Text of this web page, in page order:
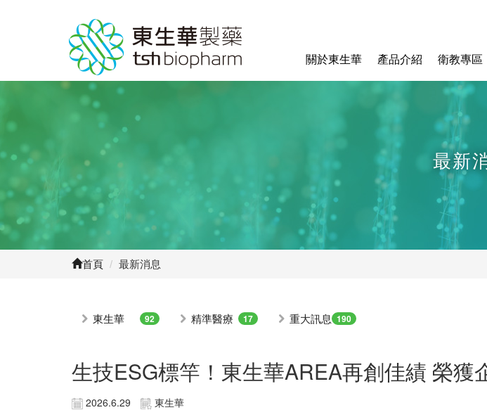
關於東生華 產品介紹 衛教專區
最新
首頁 / 最新消息
東生華 92 精準醫療 17 重大訊息 190
生技ESG標竿！東生華AREA再創佳績 榮獲
2026.6.29 東生華